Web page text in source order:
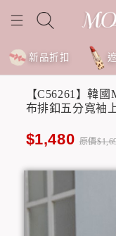
新品折扣
【C56261】韓
布排釦五分寬袖
$1,480 原價